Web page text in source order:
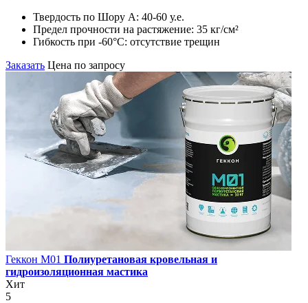
Твердость по Шору А: 40-60 у.е.
Предел прочности на растяжение: 35 кг/см²
Гибкость при -60°С: отсутствие трещин
Заказать Цена по запросу
Геккон М01 Полиуретановая кровельная и
гидроизоляционная мастика
Хит
5